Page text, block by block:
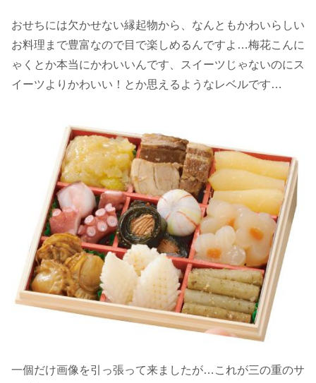
おせちには欠かせない縁起物から、なんともかわいらしい
お料理まで豊富なので目で楽しめるんですよ…梅花こんに
ゃくとか本当にかわいいんです、スイーツじゃないのにス
イーツよりかわいい！とか思えるようなレベルです…
一個だけ画像を引っ張って来ましたが…これが三の重のサ